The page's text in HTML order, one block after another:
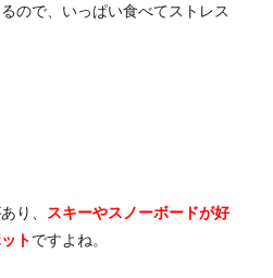
ので、いっぱい食べてストレス
り、
スキーやスノーボードが好
トですよね。